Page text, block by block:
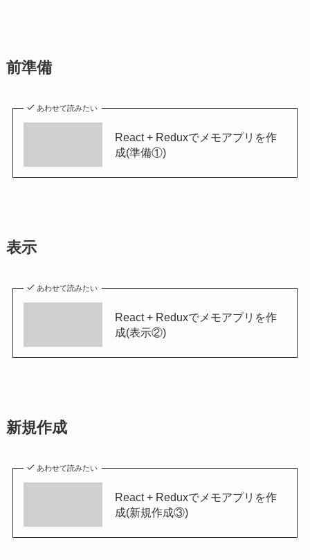
前準備
あわせて読みたい
React + Reduxでメモアプリを作
成(準備①)
表示
あわせて読みたい
React + Reduxでメモアプリを作
成(表示②)
新規作成
あわせて読みたい
React + Reduxでメモアプリを作
成(新規作成③)